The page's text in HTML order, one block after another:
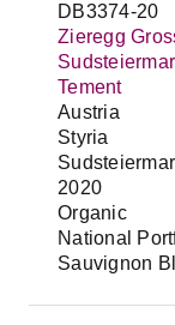
DB3374-20
Zieregg
Tement
Austria
Styria
2020
Organic
National
Sauvignon